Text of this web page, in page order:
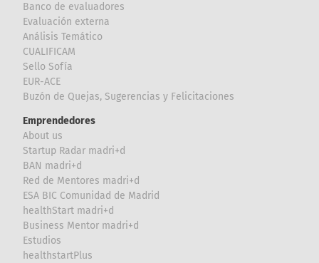
Banco de evaluadores
Evaluación externa
Análisis Temático
CUALIFICAM
Sello Sofía
EUR-ACE
Buzón de Quejas, Sugerencias y Felicitaciones
Emprendedores
About us
Startup Radar madri+d
BAN madri+d
Red de Mentores madri+d
ESA BIC Comunidad de Madrid
healthStart madri+d
Business Mentor madri+d
Estudios
healthstartPlus